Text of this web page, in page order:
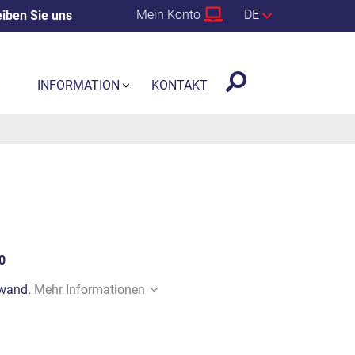
Sie uns Mein Konto DE
Mehr Informationen
INFORMATION KONTAKT